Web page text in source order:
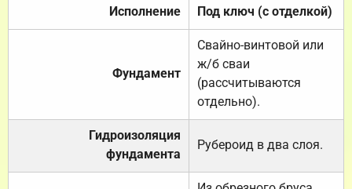
Исполнение Под ключ (с отделкой)
Фундамент
Свайно-винтовой или
ж/б сваи
(рассчитываются
отдельно).
Гидроизоляция
фундамента
Рубероид в два слоя.